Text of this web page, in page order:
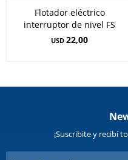
Flotador eléctrico
interruptor de nivel FS
USD 22,00
¡Suscribite y recibí